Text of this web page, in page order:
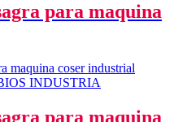
para maquina
INDUSTRIA
para maquina